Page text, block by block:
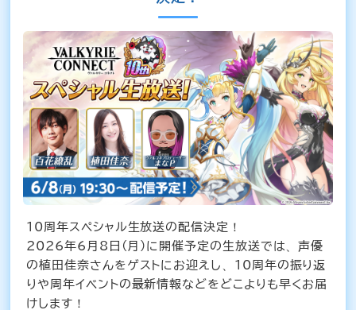
10周年スペシャル生放送の配信決定！
2026年6月8日(月)に開催予定の生放送では、声優
の植田佳奈さんをゲストにお迎えし、10周年の振り返
りや周年イベントの最新情報などをどこよりも早くお届
けします！